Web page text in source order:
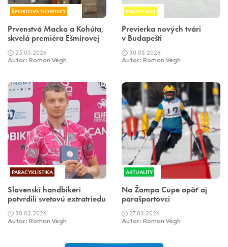
ŠPORTOVÉ NOVINKY
Prvenstvá Macka a Kohúta,
skvelá premiéra Ešmírovej
25.05.2026
Autor: Roman Végh
PARAHOKEJ
Previerka nových tvári
v Budapešti
30.03.2026
Autor: Roman Végh
PARACYKLISTIKA
Slovenskí handbikeri
potvrdili svetovú extratriedu
30.03.2026
Autor: Roman Végh
AKTUALITY
Na Žampa Cupe opäť aj
parašportovci
27.03.2026
Autor: Roman Végh